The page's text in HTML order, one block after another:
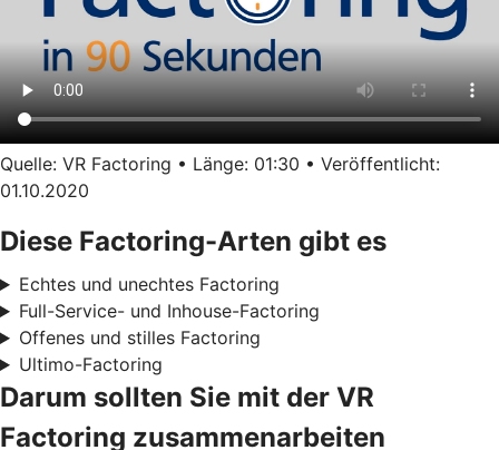
Quelle: VR Factoring • Länge: 01:30 • Veröffentlicht:
01.10.2020
Diese Factoring-Arten gibt es
Echtes und unechtes Factoring
Full-Service- und Inhouse-Factoring
Offenes und stilles Factoring
Ultimo-Factoring
Darum sollten Sie mit der VR
Factoring zusammenarbeiten